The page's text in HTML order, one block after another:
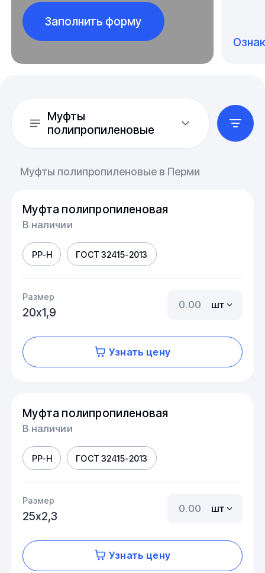
Заполнить форму
Муфты
полипропиленовые
Муфты полипропиленовые в Перми
Муфта полипропиленовая
В наличии
PP-H ГОСТ 32415-2013
Размер
20х1,9
шт
Узнать цену
Муфта полипропиленовая
В наличии
PP-H ГОСТ 32415-2013
Размер
25х2,3
шт
Узнать цену